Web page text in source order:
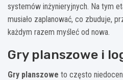
systemów inżynieryjnych. Na tym
musiało zaplanować, co zbuduje,
każdym razem myśleć od nowa.
Gry planszowe i
Gry planszowe to często